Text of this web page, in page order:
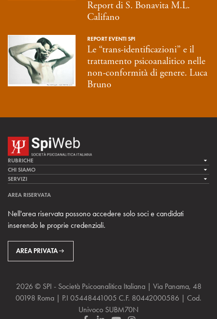
Report di S. Bonavita M.L.
Califano
REPORT EVENTI SPI
Le “trans-identificazioni” e il
trattamento psicoanalitico nelle
non-conformità di genere. Luca
Bruno
RUBRICHE
LA CURA
LA RICERCA
MULTIMEDIA
CHI SIAMO
LA SPI
TEAM DI SPIWEB
CONTATTI
RIVISTE
SERVIZI
ARCHIVIO STORICO
AREA RISERVATA
Nell'area riservata possono accedere solo soci e candidati
inserendo le proprie credenziali.
AREA PRIVATA
2026 © SPI - Società Psicoanalitica Italiana | Via Panama, 48
00198 Roma | P.I 05448441005 C.F. 80442000586 | Cod.
Univoco SUBM70N